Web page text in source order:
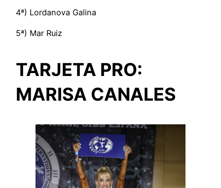
4ª) Lordanova Galina
5ª) Mar Ruiz
TARJETA PRO:
MARISA CANALES